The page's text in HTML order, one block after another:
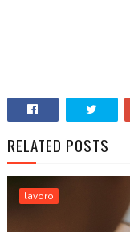
RELATED POSTS
lavoro